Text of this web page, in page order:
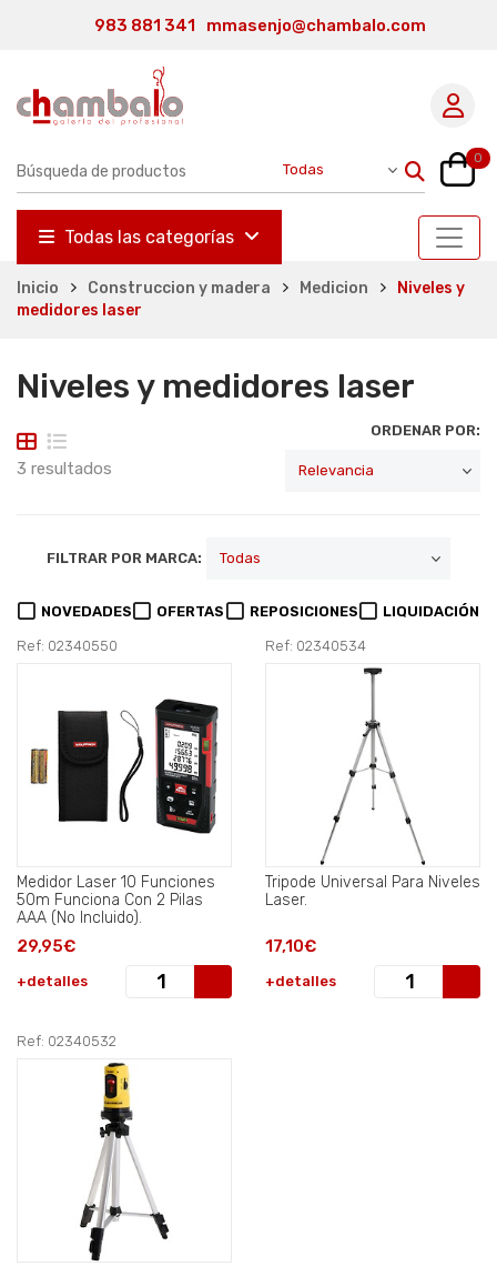
983 881 341 mmasenjo@chambalo.com
0
Todas las categorías
Inicio Construccion y madera Medicion
Niveles y
medidores laser
Niveles y medidores laser
3 resultados
ORDENAR POR:
FILTRAR POR MARCA:
NOVEDADES OFERTAS REPOSICIONES LIQUIDACIÓN
Ref: 02340550
Medidor Laser 10 Funciones
50m Funciona Con 2 Pilas
AAA (No Incluido).
29,95€
+detalles
Ref: 02340534
Tripode Universal Para Niveles
Laser.
17,10€
+detalles
Ref: 02340532